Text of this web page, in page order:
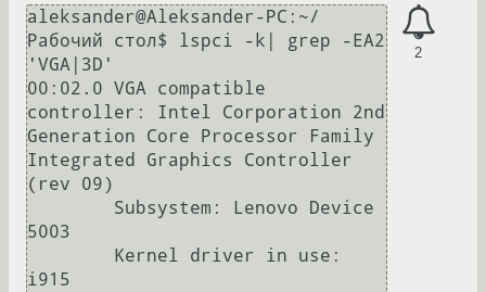
2
aleksander@Aleksander-PC:~/
Рабочий стол$ lspci -k| grep -EA2
'VGA|3D'
00:02.0 VGA compatible
controller: Intel Corporation 2nd
Generation Core Processor Family
Integrated Graphics Controller
(rev 09)
5003
i915